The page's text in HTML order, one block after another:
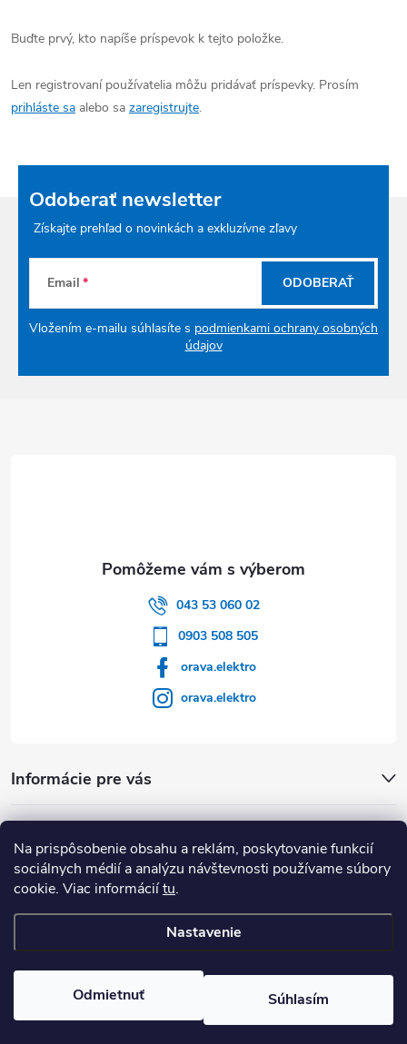
Na prispôsobenie obsahu a reklám, poskytovanie funkcií
sociálnych médií a analýzu návštevnosti používame súbory
cookie. Viac informáciítu.
Nastavenie
Odmietnuť Súhlasím
Buďte prvý, kto napíše príspevok k tejto položke.
Len registrovaní používatelia môžu pridávať príspevky. Prosím
prihláste sa alebo sa zaregistrujte.
Odoberať newsletter
Získajte prehľad o novinkách a exkluzívne zľavy
Email
Vložením e-mailu súhlasíte s podmienkami ochrany osobných
údajov
ODOBERAŤ
043 53 060 02
0903 508 505
orava.elektro
orava.elektro
Informácie pre vás
nastavenie cookies